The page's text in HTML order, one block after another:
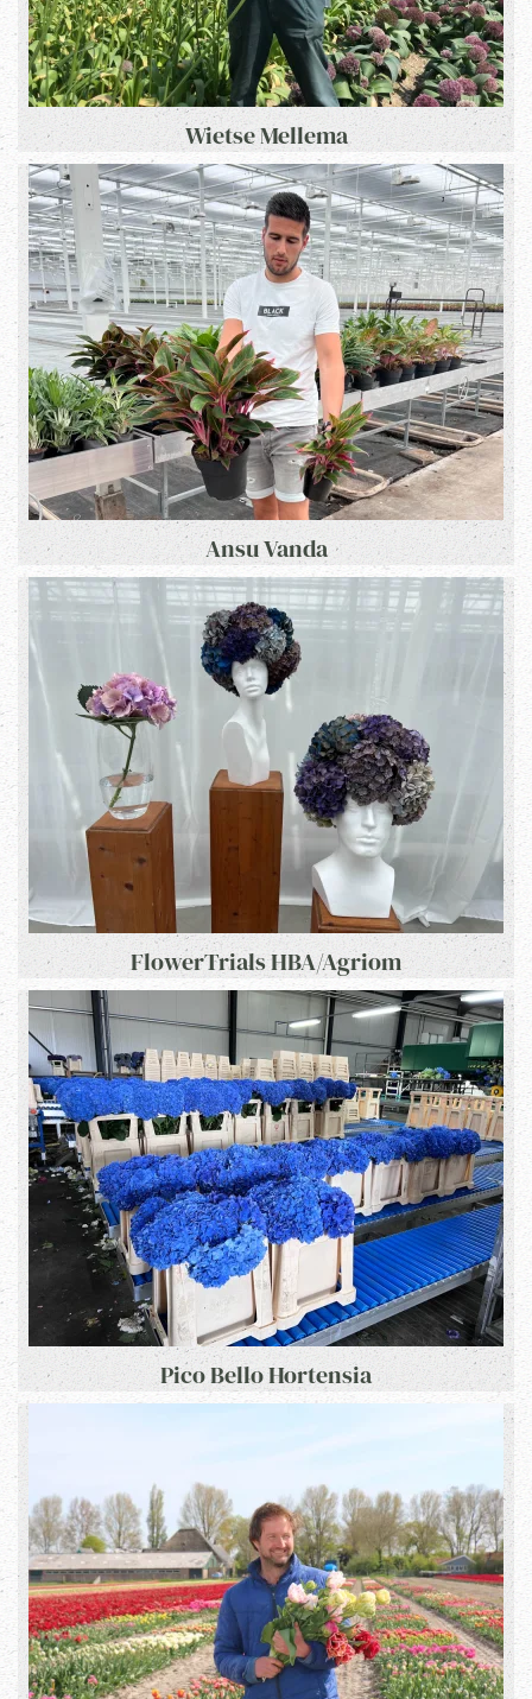
Wietse Mellema
Ansu Vanda
FlowerTrials HBA/Agriom
Pico Bello Hortensia